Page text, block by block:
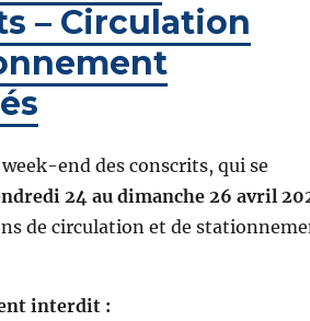
– Circulation
week-end des conscrits, qui se
24 au dimanche 26 avril
de circulation et de
interdit :